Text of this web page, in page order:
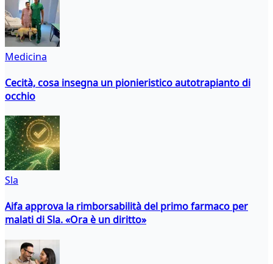
Medicina
Cecità, cosa insegna un pionieristico autotrapianto di
occhio
Sla
Aifa approva la rimborsabilità del primo farmaco per
malati di Sla. «Ora è un diritto»